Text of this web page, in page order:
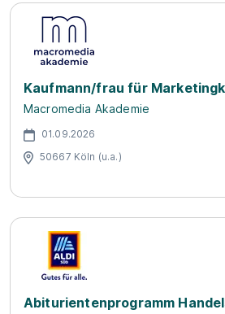
Kaufmann/frau für
Macromedia Akademie
01.09.2026
50667 Köln (u.a.)
Abiturientenprogramm